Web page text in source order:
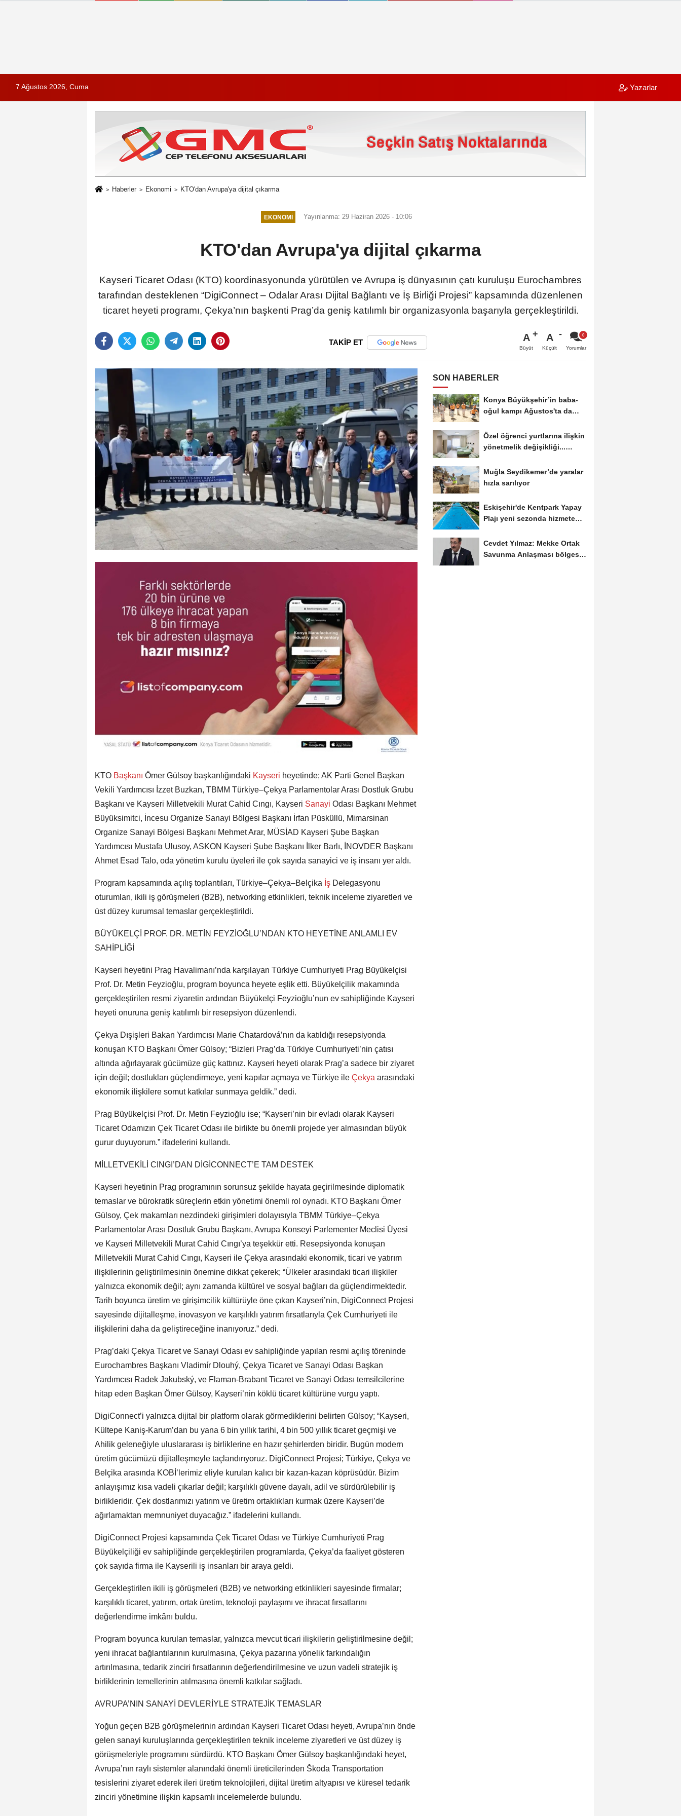
7 Ağustos 2026, Cuma Yazarlar
Haberler Ekonomi KTO'dan Avrupa'ya dijital çıkarma
EKONOMI Yayınlanma: 29 Haziran 2026 - 10:06
KTO'dan Avrupa'ya dijital çıkarma
Kayseri Ticaret Odası (KTO) koordinasyonunda yürütülen ve Avrupa iş dünyasının çatı kuruluşu Eurochambres
tarafından desteklenen “DigiConnect – Odalar Arası Dijital Bağlantı ve İş Birliği Projesi” kapsamında düzenlenen
ticaret heyeti programı, Çekya’nın başkenti Prag’da geniş katılımlı bir organizasyonla başarıyla gerçekleştirildi.
TAKİP ET A
Büyüt
A
Küçült Yorumlar
KTO Başkanı Ömer Gülsoy başkanlığındaki Kayseri heyetinde; AK Parti Genel Başkan
Vekili Yardımcısı İzzet Buzkan, TBMM Türkiye–Çekya Parlamentolar Arası Dostluk Grubu
Başkanı ve Kayseri Milletvekili Murat Cahid Cıngı, Kayseri Sanayi Odası Başkanı Mehmet
Büyüksimitci, İncesu Organize Sanayi Bölgesi Başkanı İrfan Püsküllü, Mimarsinan
Organize Sanayi Bölgesi Başkanı Mehmet Arar, MÜSİAD Kayseri Şube Başkan
Yardımcısı Mustafa Ulusoy, ASKON Kayseri Şube Başkanı İlker Barlı, İNOVDER Başkanı
Ahmet Esad Talo, oda yönetim kurulu üyeleri ile çok sayıda sanayici ve iş insanı yer aldı.
Program kapsamında açılış toplantıları, Türkiye–Çekya–Belçika İş Delegasyonu
oturumları, ikili iş görüşmeleri (B2B), networking etkinlikleri, teknik inceleme ziyaretleri ve
üst düzey kurumsal temaslar gerçekleştirildi.
BÜYÜKELÇİ PROF. DR. METİN FEYZİOĞLU’NDAN KTO HEYETİNE ANLAMLI EV
SAHİPLİĞİ
Kayseri heyetini Prag Havalimanı’nda karşılayan Türkiye Cumhuriyeti Prag Büyükelçisi
Prof. Dr. Metin Feyzioğlu, program boyunca heyete eşlik etti. Büyükelçilik makamında
gerçekleştirilen resmi ziyaretin ardından Büyükelçi Feyzioğlu’nun ev sahipliğinde Kayseri
heyeti onuruna geniş katılımlı bir resepsiyon düzenlendi.
Çekya Dışişleri Bakan Yardımcısı Marie Chatardová’nın da katıldığı resepsiyonda
konuşan KTO Başkanı Ömer Gülsoy; “Bizleri Prag’da Türkiye Cumhuriyeti’nin çatısı
altında ağırlayarak gücümüze güç kattınız. Kayseri heyeti olarak Prag’a sadece bir ziyaret
için değil; dostlukları güçlendirmeye, yeni kapılar açmaya ve Türkiye ile Çekya arasındaki
ekonomik ilişkilere somut katkılar sunmaya geldik.” dedi.
Prag Büyükelçisi Prof. Dr. Metin Feyzioğlu ise; “Kayseri’nin bir evladı olarak Kayseri
Ticaret Odamızın Çek Ticaret Odası ile birlikte bu önemli projede yer almasından büyük
gurur duyuyorum.” ifadelerini kullandı.
MİLLETVEKİLİ CINGI’DAN DİGİCONNECT’E TAM DESTEK
Kayseri heyetinin Prag programının sorunsuz şekilde hayata geçirilmesinde diplomatik
temaslar ve bürokratik süreçlerin etkin yönetimi önemli rol oynadı. KTO Başkanı Ömer
Gülsoy, Çek makamları nezdindeki girişimleri dolayısıyla TBMM Türkiye–Çekya
Parlamentolar Arası Dostluk Grubu Başkanı, Avrupa Konseyi Parlementer Meclisi Üyesi
ve Kayseri Milletvekili Murat Cahid Cıngı’ya teşekkür etti. Resepsiyonda konuşan
Milletvekili Murat Cahid Cıngı, Kayseri ile Çekya arasındaki ekonomik, ticari ve yatırım
ilişkilerinin geliştirilmesinin önemine dikkat çekerek; “Ülkeler arasındaki ticari ilişkiler
yalnızca ekonomik değil; aynı zamanda kültürel ve sosyal bağları da güçlendirmektedir.
Tarih boyunca üretim ve girişimcilik kültürüyle öne çıkan Kayseri’nin, DigiConnect Projesi
sayesinde dijitalleşme, inovasyon ve karşılıklı yatırım fırsatlarıyla Çek Cumhuriyeti ile
ilişkilerini daha da geliştireceğine inanıyoruz.” dedi.
Prag’daki Çekya Ticaret ve Sanayi Odası ev sahipliğinde yapılan resmi açılış töreninde
Eurochambres Başkanı Vladimír Dlouhý, Çekya Ticaret ve Sanayi Odası Başkan
Yardımcısı Radek Jakubský, ve Flaman-Brabant Ticaret ve Sanayi Odası temsilcilerine
hitap eden Başkan Ömer Gülsoy, Kayseri’nin köklü ticaret kültürüne vurgu yaptı.
DigiConnect’i yalnızca dijital bir platform olarak görmediklerini belirten Gülsoy; “Kayseri,
Kültepe Kaniş-Karum’dan bu yana 6 bin yıllık tarihi, 4 bin 500 yıllık ticaret geçmişi ve
Ahilik geleneğiyle uluslararası iş birliklerine en hazır şehirlerden biridir. Bugün modern
üretim gücümüzü dijitalleşmeyle taçlandırıyoruz. DigiConnect Projesi; Türkiye, Çekya ve
Belçika arasında KOBİ’lerimiz eliyle kurulan kalıcı bir kazan-kazan köprüsüdür. Bizim
anlayışımız kısa vadeli çıkarlar değil; karşılıklı güvene dayalı, adil ve sürdürülebilir iş
birlikleridir. Çek dostlarımızı yatırım ve üretim ortaklıkları kurmak üzere Kayseri’de
ağırlamaktan memnuniyet duyacağız.” ifadelerini kullandı.
DigiConnect Projesi kapsamında Çek Ticaret Odası ve Türkiye Cumhuriyeti Prag
Büyükelçiliği ev sahipliğinde gerçekleştirilen programlarda, Çekya’da faaliyet gösteren
çok sayıda firma ile Kayserili iş insanları bir araya geldi.
Gerçekleştirilen ikili iş görüşmeleri (B2B) ve networking etkinlikleri sayesinde firmalar;
karşılıklı ticaret, yatırım, ortak üretim, teknoloji paylaşımı ve ihracat fırsatlarını
değerlendirme imkânı buldu.
Program boyunca kurulan temaslar, yalnızca mevcut ticari ilişkilerin geliştirilmesine değil;
yeni ihracat bağlantılarının kurulmasına, Çekya pazarına yönelik farkındalığın
artırılmasına, tedarik zinciri fırsatlarının değerlendirilmesine ve uzun vadeli stratejik iş
birliklerinin temellerinin atılmasına önemli katkılar sağladı.
AVRUPA’NIN SANAYİ DEVLERİYLE STRATEJİK TEMASLAR
Yoğun geçen B2B görüşmelerinin ardından Kayseri Ticaret Odası heyeti, Avrupa’nın önde
gelen sanayi kuruluşlarında gerçekleştirilen teknik inceleme ziyaretleri ve üst düzey iş
görüşmeleriyle programını sürdürdü. KTO Başkanı Ömer Gülsoy başkanlığındaki heyet,
Avrupa’nın raylı sistemler alanındaki önemli üreticilerinden Škoda Transportation
tesislerini ziyaret ederek ileri üretim teknolojileri, dijital üretim altyapısı ve küresel tedarik
zinciri yönetimine ilişkin kapsamlı incelemelerde bulundu.
SON HABERLER
Konya Büyükşehir’in baba-
oğul kampı Ağustos'ta da
Özel öğrenci yurtlarına ilişkin
yönetmelik değişikliği...
Muğla Seydikemer’de yaralar
hızla sarılıyor
Eskişehir'de Kentpark Yapay
Plajı yeni sezonda hizmete
Cevdet Yılmaz: Mekke Ortak
Savunma Anlaşması bölgesel